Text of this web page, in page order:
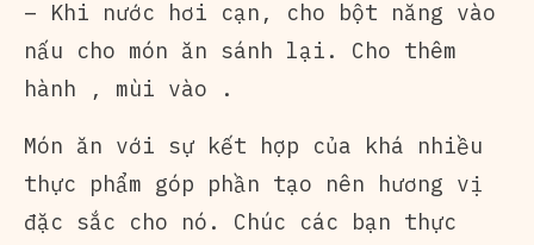
– Khi nước hơi cạn, cho bột năng vào
nấu cho món ăn sánh lại. Cho thêm
hành , mùi vào .
Món ăn với sự kết hợp của khá nhiều
thực phẩm góp phần tạo nên hương vị
đặc sắc cho nó. Chúc các bạn thực